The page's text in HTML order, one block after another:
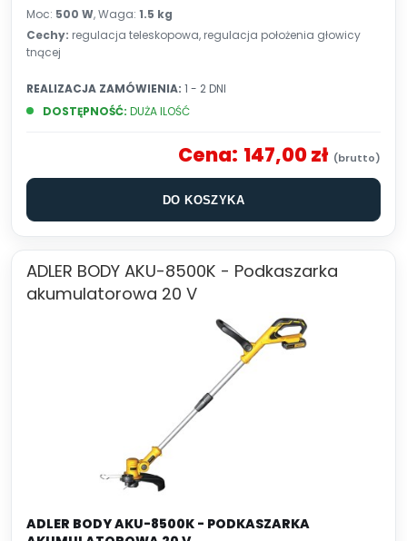
Moc: 500 W, Waga: 1.5 kg
Cechy: regulacja teleskopowa, regulacja położenia głowicy
tnącej
DOSTĘPNOŚĆ: DUŻA ILOŚĆ
REALIZACJA ZAMÓWIENIA: 1 - 2 DNI
Cena: 147,00 zł
DO KOSZYKA
ADLER BODY AKU-8500K - Podkaszarka
akumulatorowa 20 V
ADLER BODY AKU-8500K - PODKASZARKA